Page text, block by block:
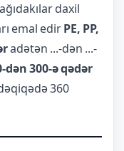
daxil
emal edirPE, PP,
adətən ...-dən ...-
dən 300-ə qədər
360